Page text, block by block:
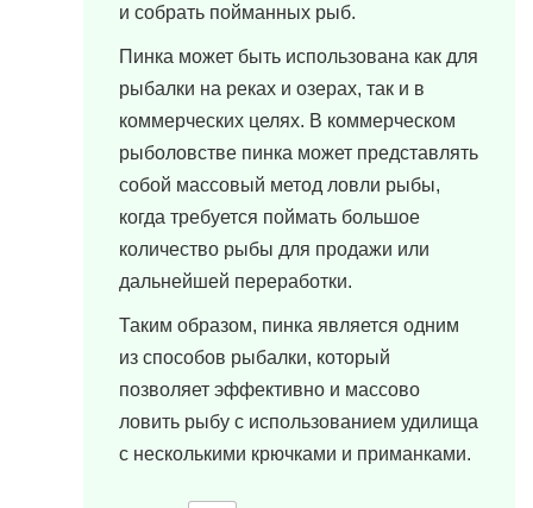
и собрать пойманных рыб.
Пинка может быть использована как для
рыбалки на реках и озерах, так и в
коммерческих целях. В коммерческом
рыболовстве пинка может представлять
собой массовый метод ловли рыбы,
когда требуется поймать большое
количество рыбы для продажи или
дальнейшей переработки.
Таким образом, пинка является одним
из способов рыбалки, который
позволяет эффективно и массово
ловить рыбу с использованием удилища
с несколькими крючками и приманками.